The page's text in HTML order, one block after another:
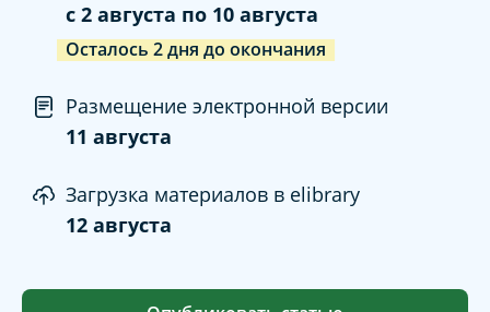
c 2 августа по 10 августа
Осталось 2дня до окончания
Размещение электронной версии
11 августа
Загрузка материалов в elibrary
12 августа